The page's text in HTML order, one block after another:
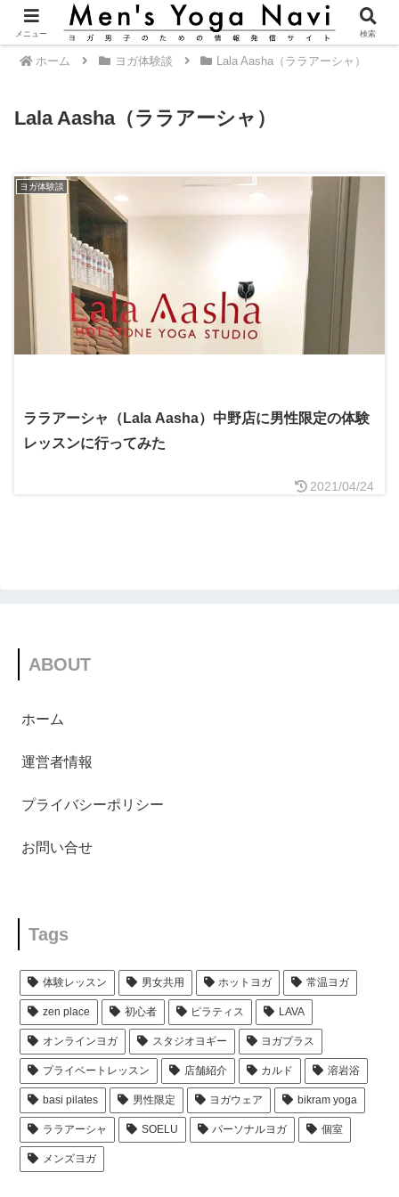
ホーム ヨガ体験談 Lala Aasha（ララアーシャ）
Lala Aasha（ララアーシャ）
ヨガ体験談
ララアーシャ（Lala Aasha）中野店に男性限定の体験
レッスンに行ってみた
2021/04/24
ABOUT
ホーム
運営者情報
プライバシーポリシー
お問い合せ
Tags
体験レッスン 男女共用 ホットヨガ 常温ヨガ
zen place 初心者 ピラティス LAVA
オンラインヨガ スタジオヨギー ヨガプラス
プライベートレッスン 店舗紹介 カルド 溶岩浴
basi pilates 男性限定 ヨガウェア bikram yoga
ララアーシャ SOELU パーソナルヨガ 個室
メンズヨガ
メニュー 検索